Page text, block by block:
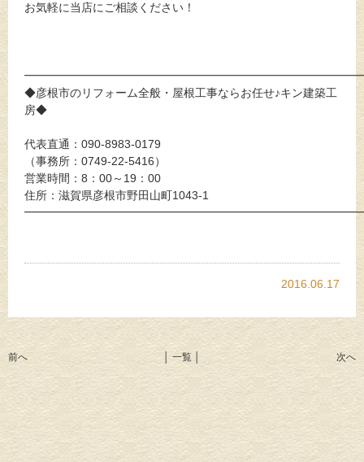
お気軽に当店にご相談ください！
◆彦根市のリフォーム全般・屋根工事ならお任せ♪キン建築工
房◆
代表直通：090-8983-0179
（事務所：0749-22-5416）
営業時間：8：00～19：00
住所：滋賀県彦根市野田山町1043-1
2016.06.17
前へ 次へ
│ 一覧 │